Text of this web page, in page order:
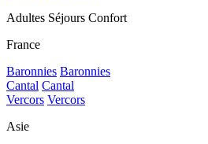
Adultes Séjours Confort
France
Baronnies Baronnies
Cantal Cantal
Vercors Vercors
Asie